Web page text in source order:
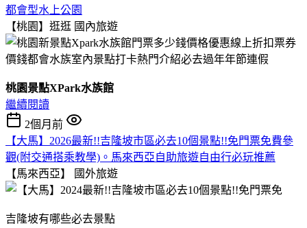
都會型水上公園
【桃園】逛逛 國內旅遊
桃園景點XPark水族館
繼續閱讀
2個月前
【大馬】2026最新!!吉隆坡市區必去10個景點!!免門票免費參
觀(附交通搭乘教學)。馬來西亞自助旅遊自由行必玩推薦
【馬來西亞】
國外旅遊
吉隆坡有哪些必去景點